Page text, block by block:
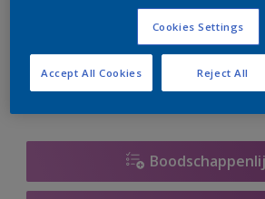
Op dit moment is het niet mogelijk dit
te bestellen. Houd de website in de
er hard aan om de voorraad aan te
Cookies Settings
Reject All
Accept All Cookies